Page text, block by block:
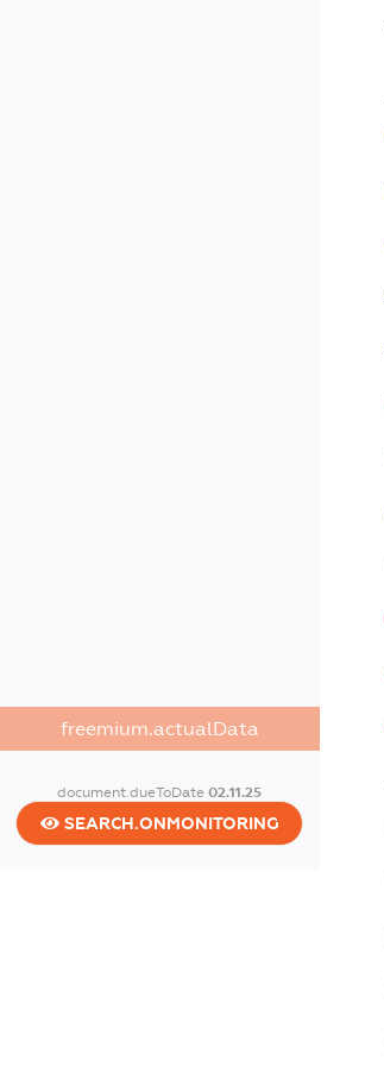
freemium.actualData
document.dueToDate02.11.25
SEARCH.ONMONITORING